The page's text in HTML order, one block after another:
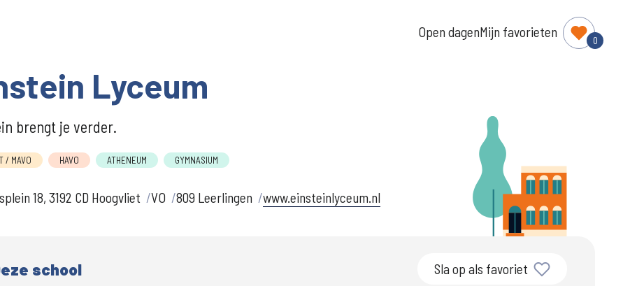
Open dagenMijn favorieten
0
Lyceum
brengt je verder.
/ MAVO HAVO ATHENEUM GYMNASIUM
18, 3192 CD Hoogvliet VO 809 Leerlingen www.einsteinlyceum.nl
school Sla op als favoriet